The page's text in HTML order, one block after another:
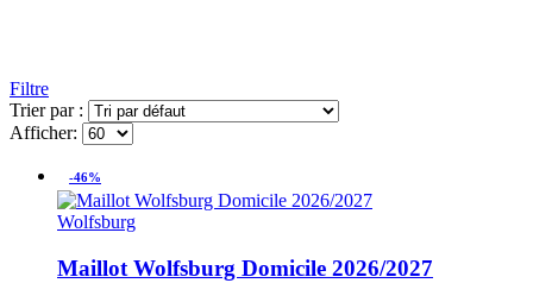
Filtre
Trier par :
Afficher:
-46%
Wolfsburg
Maillot Wolfsburg Domicile 2026/2027